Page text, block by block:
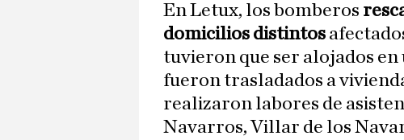
En Letux, los bomberos
domicilios distintos
tuvieron que ser alojados
fueron trasladados a
realizaron labores de
Navarros, Villar de los